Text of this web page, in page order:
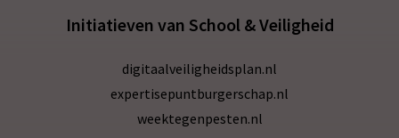
Initiatieven van School & Veiligheid
digitaalveiligheidsplan.nl
expertisepuntburgerschap.nl
weektegenpesten.nl